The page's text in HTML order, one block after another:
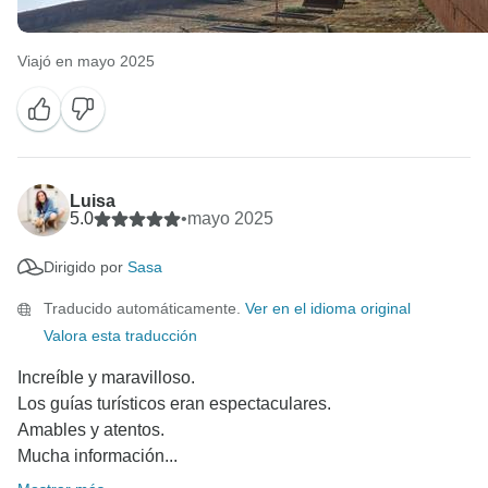
Viajó en mayo 2025
Luisa
5.0
•mayo 2025
Dirigido por Sasa
Traducido automáticamente. Ver en el idioma original
Valora esta traducción
Increíble y maravilloso.
Los guías turísticos eran espectaculares.
Amables y atentos.
Mucha información...